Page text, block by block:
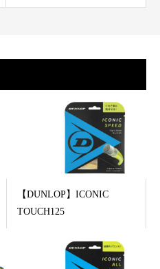
【DUNLOP】ICONIC
TOUCH125